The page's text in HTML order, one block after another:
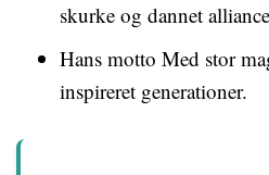
skurke og dannet
Hans motto Med stor
inspireret generationer.